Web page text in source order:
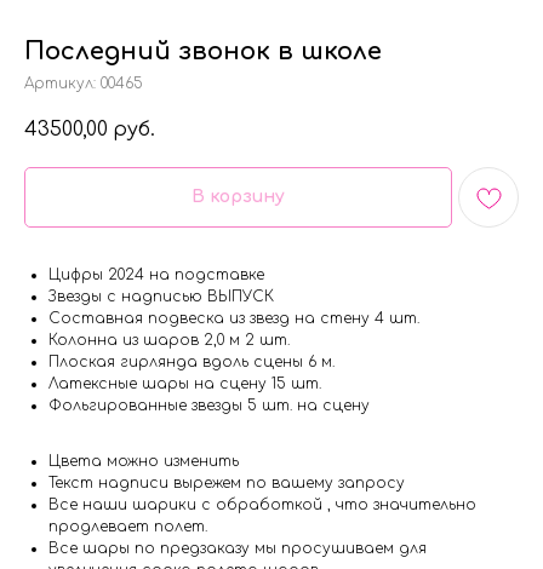
Последний звонок в школе
Артикул: 00465
43500,00 руб.
В корзину
Цифры 2024 на подставке
Звезды с надписью ВЫПУСК
Составная подвеска из звезд на стену 4 шт.
Колонна из шаров 2,0 м 2 шт.
Плоская гирлянда вдоль сцены 6 м.
Латексные шары на сцену 15 шт.
Фольгированные звезды 5 шт. на сцену
Цвета можно изменить
Текст надписи вырежем по вашему запросу
Все наши шарики с обработкой , что значительно
продлевает полет.
Все шары по предзаказу мы просушиваем для